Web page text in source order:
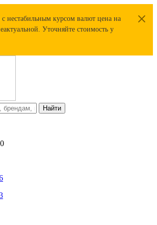
нестабильным курсом валют цена на
Уточняйте стоимость у